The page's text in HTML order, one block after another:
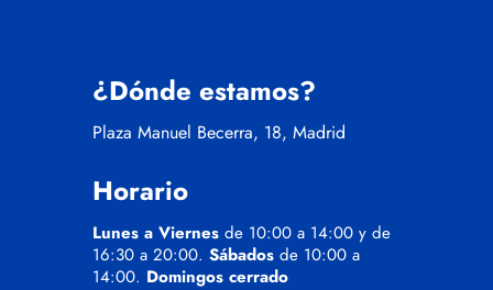
¿Dónde estamos?
Plaza Manuel Becerra, 18, Madrid
Horario
Lunes a Viernes de 10:00 a 14:00 y de
16:30 a 20:00. Sábados de 10:00 a
14:00. Domingos cerrado